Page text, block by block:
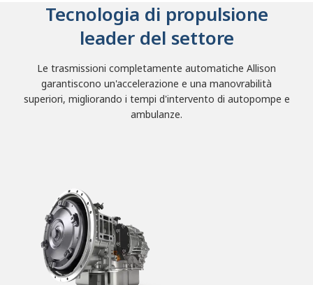
Tecnologia di propulsione
leader del settore
Le trasmissioni completamente automatiche Allison
garantiscono un'accelerazione e una manovrabilità
superiori, migliorando i tempi d'intervento di autopompe e
ambulanze.